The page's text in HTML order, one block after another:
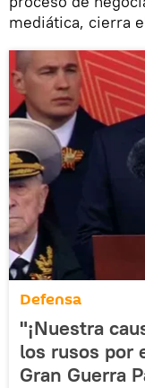
mediática, cierra
Defensa
"¡Nuestra
los rusos por
Gran Guerra